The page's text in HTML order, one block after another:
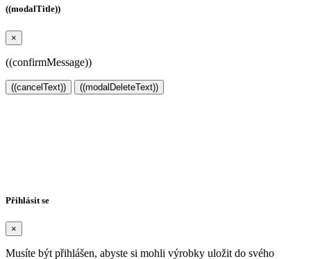
((modalTitle))
×
((confirmMessage))
((cancelText)) ((modalDeleteText))
Přihlásit se
×
Musíte být přihlášen, abyste si mohli výrobky uložit do svého